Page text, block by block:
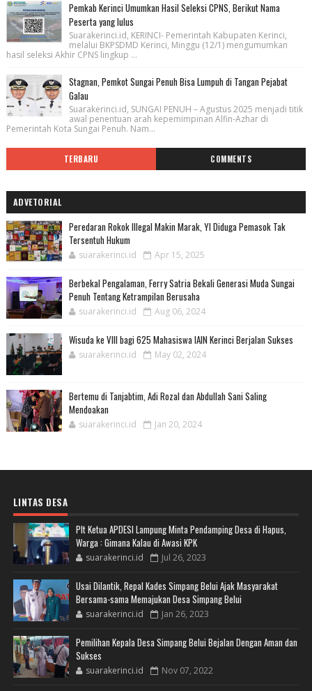
Pemkab Kerinci Umumkan Hasil Seleksi CPNS, Berikut Nama
Peserta yang lulus
Suarakerinci.id, KERINCI- Pemerintah Kabupaten Kerinci,
melalui BKPSDMD Kerinci, Minggu (12/1) mengumumkan
hasil seleksi Akhir CPNS lingkup ...
Stagnan, Pemkot Sungai Penuh Bisa Lumpuh di Tangan Pejabat
Galau
Suarakerinci.id, SUNGAI PENUH – Agustus 2025 menjadi titik
awal penentuan arah kepemimpinan Alfin-Azhar di
Pemerintah Kota Sungai Penuh. Nam...
TERBARU COMMENTS
ADVETORIAL
Peredaran Rokok Illegal Makin Marak, YI Diduga Pemasok Tak
Tersentuh Hukum
suarakerinci.id Apr 15, 2025
Berbekal Pengalaman, Ferry Satria Bekali Generasi Muda Sungai
Penuh Tentang Ketrampilan Berusaha
suarakerinci.id Aug 06, 2024
Wisuda ke VIII bagi 625 Mahasiswa IAIN Kerinci Berjalan Sukses
suarakerinci.id May 02, 2024
Bertemu di Tanjabtim, Adi Rozal dan Abdullah Sani Saling
Mendoakan
suarakerinci.id Jan 20, 2024
LINTAS DESA
Plt Ketua APDESI Lampung Minta Pendamping Desa di Hapus,
Warga : Gimana Kalau di Awasi KPK
suarakerinci.id Jul 26, 2023
Usai Dilantik, Repal Kades Simpang Belui Ajak Masyarakat
Bersama-sama Memajukan Desa Simpang Belui
suarakerinci.id Jan 26, 2023
Pemilihan Kepala Desa Simpang Belui Bejalan Dengan Aman dan
Sukses
suarakerinci.id Nov 07, 2022